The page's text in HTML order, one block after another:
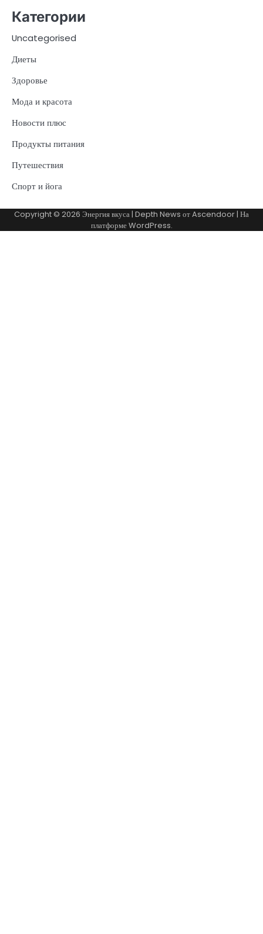
Категории
Uncategorised
Диеты
Здоровье
Мода и красота
Новости плюс
Продукты питания
Путешествия
Спорт и йога
Copyright © 2026 Энергия вкуса| Depth News отAscendoor| На
платформеWordPress.